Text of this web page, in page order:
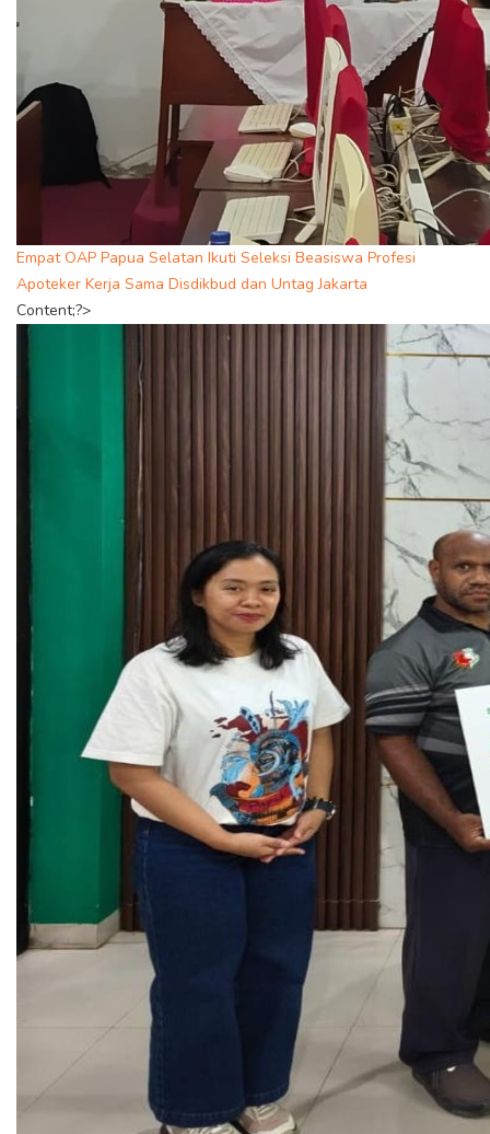
Empat OAP Papua Selatan Ikuti Seleksi Beasiswa Profesi
Apoteker Kerja Sama Disdikbud dan Untag Jakarta
Content;?>